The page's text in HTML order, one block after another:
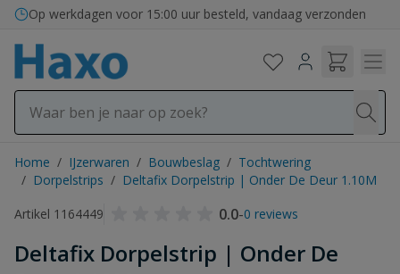
Ga naar de inhoud
Op werkdagen voor 15:00 uur besteld, vandaag verzonden
Home / IJzerwaren / Bouwbeslag / Tochtwering
/ Dorpelstrips / Deltafix Dorpelstrip | Onder De Deur 1.10M
Artikel 1164449
0.0-0 reviews
Deltafix Dorpelstrip | Onder De